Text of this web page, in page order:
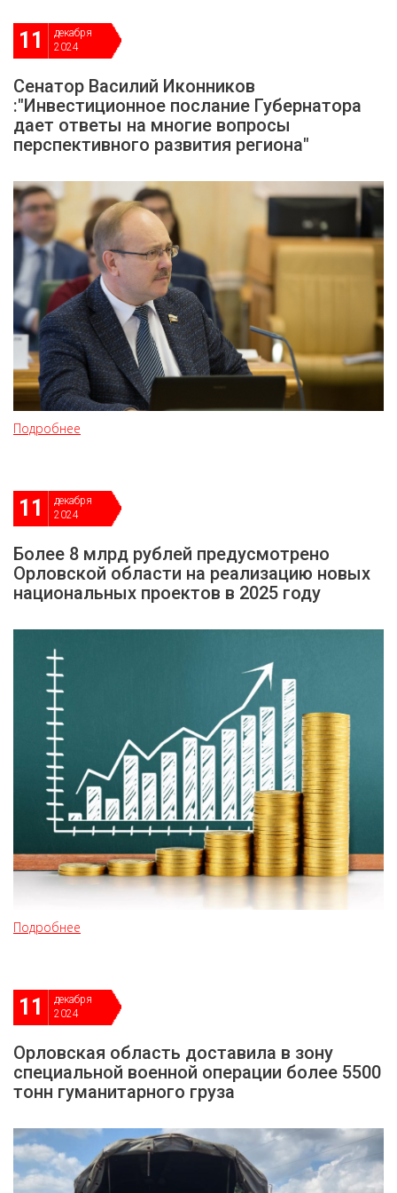
11
декабря
2024
Сенатор Василий Иконников
:"Инвестиционное послание Губернатора
дает ответы на многие вопросы
перспективного развития региона"
Подробнее
11
декабря
2024
Более 8 млрд рублей предусмотрено
Орловской области на реализацию новых
национальных проектов в 2025 году
Подробнее
11
декабря
2024
Орловская область доставила в зону
специальной военной операции более 5500
тонн гуманитарного груза